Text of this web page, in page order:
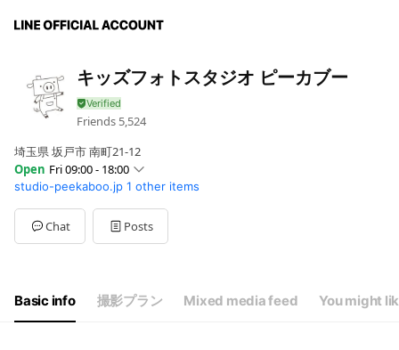
キッズフォトスタジオ ピーカブー
Friends 5,524
埼玉県 坂戸市 南町21-12
Open Fri 09:00 - 18:00
Sun09:00 - 18:00
Mon09:00 - 18:00
Tue09:00 - 18:00
Wed09:00 - 18:00
09:00 - 18:00
定休日：不定期
studio-peekaboo.jp 1 other items
Chat Posts
Basic info 撮影プラン Mixed media feed You might